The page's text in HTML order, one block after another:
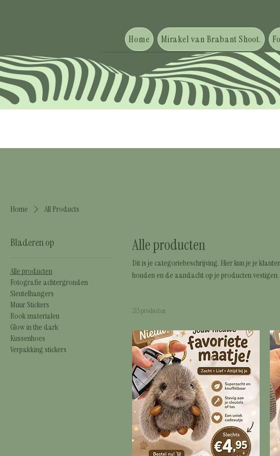
Home Mirakel van Brabant Shoot.
Home All Products
Bladeren op
Alle producten
Fotografie achtergronden
Sleutelhangers
Muur Stickers
Rook materialen
Glow in the dark
Kussenhoes
Verpakking stickers
Alle producten
Dit is je categoriebeschrijving. Hier kun je je
houden en de aandacht op je producten vestigen.
213 producten